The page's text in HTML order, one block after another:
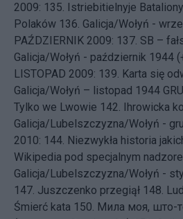
2009: 135. Istriebitielnyje
Polaków 136. Galicja/Wołyń -
PAŹDZIERNIK 2009: 137. SB –
Galicja/Wołyń - październik 1944
LISTOPAD 2009: 139. Karta się
Galicja/Wołyń – listopad 1944
Tylko we Lwowie 142. Ihrowicka
Galicja/Lubelszczyzna/Wołyń -
2010: 144. Niezwykła historia
Wikipedia pod specjalnym
Galicja/Lubelszczyzna/Wołyń -
147. Juszczenko przegiął 148.
Śmierć kata 150. Мила моя, што-